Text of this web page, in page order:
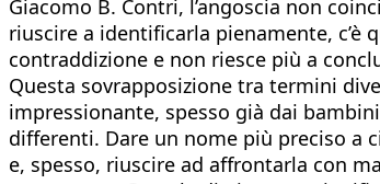
Giacomo B. Contri, l’angoscia non
riuscire a identificarla pienamente,
contraddizione e non riesce più a
Questa sovrapposizione tra termini
impressionante, spesso già dai
differenti. Dare un nome più preciso a
e, spesso, riuscire ad affrontarla con